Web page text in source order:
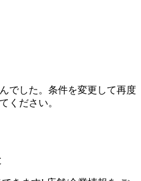
でした。条件を変更して再度
ください。